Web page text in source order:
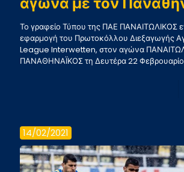
Το γραφείο Τύπου της ΠΑΕ ΠΑΝΑΙΤΩΛΙΚΟΣ
εφαρμογή του Πρωτοκόλλου Διεξαγωγής
League Interwetten, στον αγώνα
ΠΑΝΑΘΗΝΑΪΚΟΣ τη Δευτέρα 22
14/02/2021